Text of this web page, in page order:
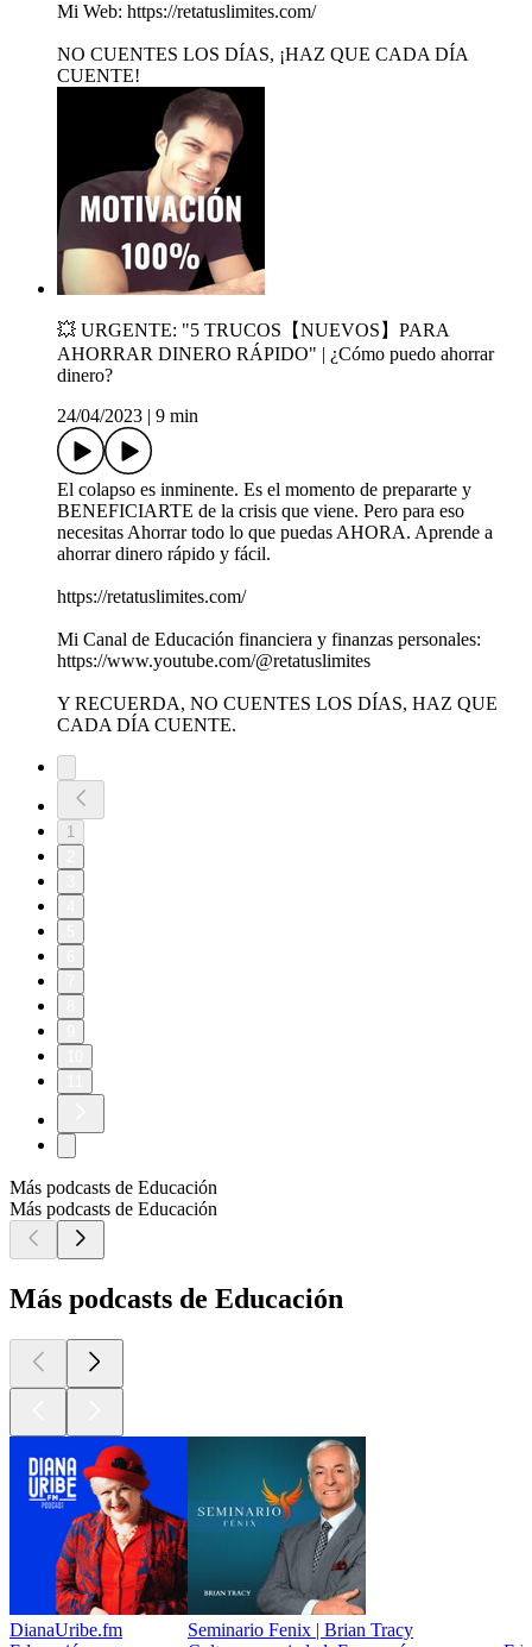
Mi Web: https://retatuslimites.com/
NO CUENTES LOS DÍAS, ¡HAZ QUE CADA DÍA
CUENTE!
💥 URGENTE: "5 TRUCOS【NUEVOS】PARA
AHORRAR DINERO RÁPIDO" | ¿Cómo puedo ahorrar
dinero?
24/04/2023
9 min
El colapso es inminente. Es el momento de prepararte y
BENEFICIARTE de la crisis que viene. Pero para eso
necesitas Ahorrar todo lo que puedas AHORA. Aprende a
ahorrar dinero rápido y fácil.
https://retatuslimites.com/
Mi Canal de Educación financiera y finanzas personales:
https://www.youtube.com/@retatuslimites
Y RECUERDA, NO CUENTES LOS DÍAS, HAZ QUE
CADA DÍA CUENTE.
1
Más podcasts de Educación
Más podcasts de Educación
Más podcasts de Educación
DianaUribe.fm
Seminario Fenix | Brian Tracy